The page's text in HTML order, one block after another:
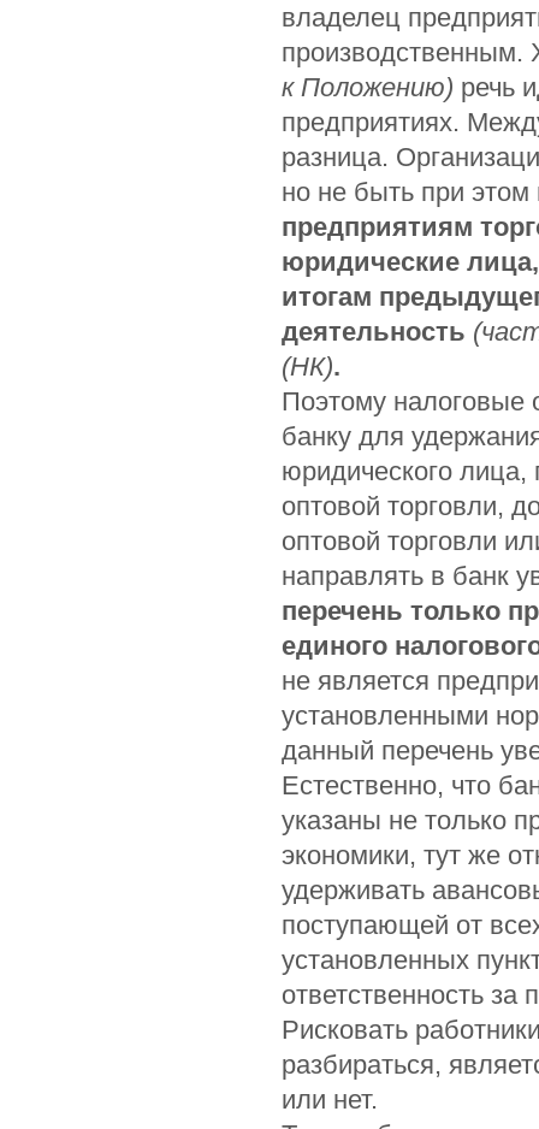
владелец
к Положению) речь
предприятиях.
разница.
но не быть при
предприятиям
юридические
итогам
деятельность
(НК).
Поэтому
банку для
юридического
оптовой торговли,
оптовой торговли
направлять в банк
перечень только
единого
не является
установленными
данный перечень
Естественно, что
указаны не только
экономики, тут же
удерживать
поступающей от
установленных
ответственность за
Рисковать
разбираться,
или нет.